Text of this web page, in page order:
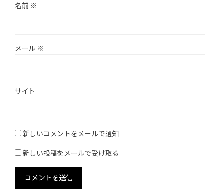
名前 ※
メール ※
サイト
新しいコメントをメールで通知
新しい投稿をメールで受け取る